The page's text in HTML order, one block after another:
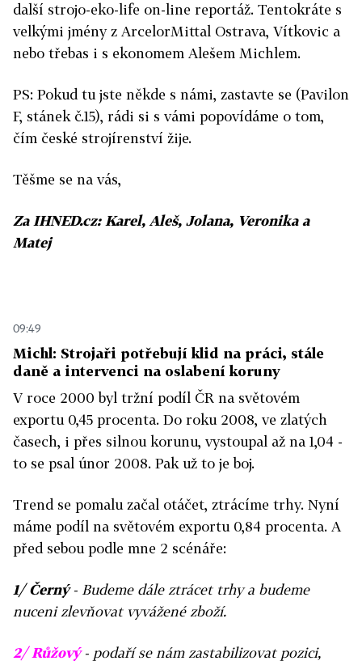
další strojo-eko-life on-line reportáž. Tentokráte s
velkými jmény z ArcelorMittal Ostrava, Vítkovic a
nebo třebas i s ekonomem Alešem Michlem.
PS: Pokud tu jste někde s námi, zastavte se (Pavilon
F, stánek č.15), rádi si s vámi popovídáme o tom,
čím české strojírenství žije.
Těšme se na vás,
Za IHNED.cz: Karel, Aleš, Jolana, Veronika a
Matej
09:49
Michl: Strojaři potřebují klid na práci, stále
daně a intervenci na oslabení koruny
V roce 2000 byl tržní podíl ČR na světovém
exportu 0,45 procenta. Do roku 2008, ve zlatých
časech, i přes silnou korunu, vystoupal až na 1,04 -
to se psal únor 2008. Pak už to je boj.
Trend se pomalu začal otáčet, ztrácíme trhy. Nyní
máme podíl na světovém exportu 0,84 procenta. A
před sebou podle mne 2 scénáře:
1/ Černý- Budeme dále ztrácet trhy a budeme
nuceni zlevňovat vyvážené zboží.
2/ Růžový - podaří se nám zastabilizovat pozici,